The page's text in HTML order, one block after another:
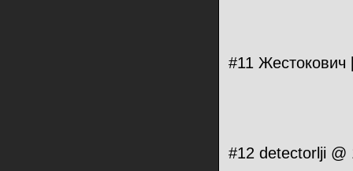
#11 Жестокович
#12 detectorlji @